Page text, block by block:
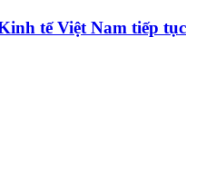
tế Việt Nam tiếp tục